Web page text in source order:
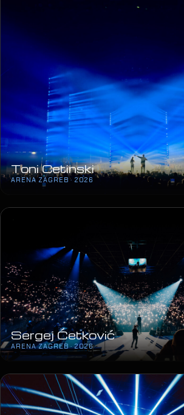
Toni Cetinski
ARENA ZAGREB · 2026
Sergej Ćetković
ARENA ZAGREB · 2026